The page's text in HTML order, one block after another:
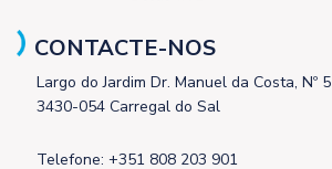
CONTACTE-NOS
Largo do Jardim Dr. Manuel da Costa, Nº 5
3430-054 Carregal do Sal
Telefone: +351 808 203 901